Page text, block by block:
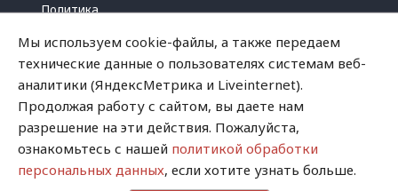
Политика
Криминал
Успех
Хватит это терпеть
Мы используем cookie-файлы, а также передаем
технические данные о пользователях системам веб-
аналитики (ЯндексМетрика и Liveinternet).
Продолжая работу с сайтом, вы даете нам
разрешение на эти действия. Пожалуйста,
ознакомьтесь с нашей политикой обработки
персональных данных, если хотите узнать больше.